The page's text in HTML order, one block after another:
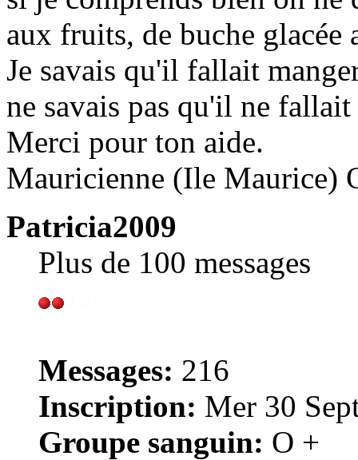
aux fruits, de buche
Je savais qu'il fallait
ne savais pas qu'il ne
Merci pour ton aide.
Mauricienne (Ile Maurice)
Patricia2009
Plus de 100 messages
Messages: 216
Inscription: Mer 30
Groupe sanguin: O +